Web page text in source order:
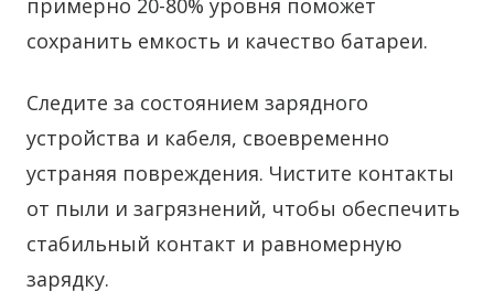
примерно 20-80% уровня поможет
сохранить емкость и качество батареи.
Следите за состоянием зарядного
устройства и кабеля, своевременно
устраняя повреждения. Чистите контакты
от пыли и загрязнений, чтобы обеспечить
стабильный контакт и равномерную
зарядку.